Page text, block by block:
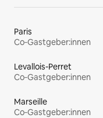
Paris
Co‑Gastgeber:innen
Levallois-Perret
Co‑Gastgeber:innen
Marseille
Co‑Gastgeber:innen